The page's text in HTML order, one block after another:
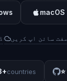
macOS
· مفت سائن اپ کریں
countries ⭐